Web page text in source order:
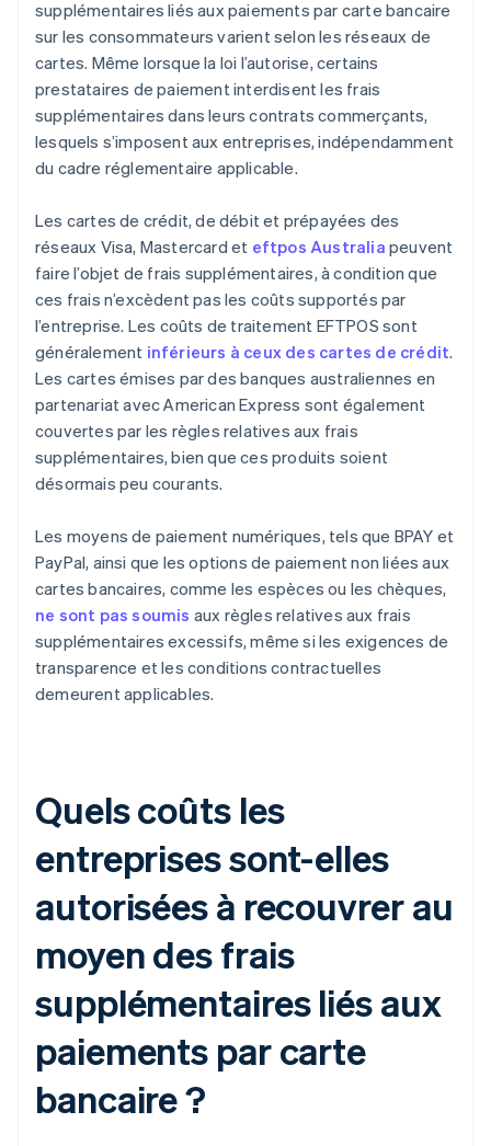
supplémentaires liés aux paiements par carte bancaire
sur les consommateurs varient selon les réseaux de
cartes. Même lorsque la loi l’autorise, certains
prestataires de paiement interdisent les frais
supplémentaires dans leurs contrats commerçants,
lesquels s’imposent aux entreprises, indépendamment
du cadre réglementaire applicable.
Les cartes de crédit, de débit et prépayées des
réseaux Visa, Mastercard et eftpos Australia peuvent
faire l’objet de frais supplémentaires, à condition que
ces frais n’excèdent pas les coûts supportés par
l’entreprise. Les coûts de traitement EFTPOS sont
généralement inférieurs à ceux des cartes de crédit.
Les cartes émises par des banques australiennes en
partenariat avec American Express sont également
couvertes par les règles relatives aux frais
supplémentaires, bien que ces produits soient
désormais peu courants.
Les moyens de paiement numériques, tels que BPAY et
PayPal, ainsi que les options de paiement non liées aux
cartes bancaires, comme les espèces ou les chèques,
ne sont pas soumis aux règles relatives aux frais
supplémentaires excessifs, même si les exigences de
transparence et les conditions contractuelles
demeurent applicables.
Quels coûts les
entreprises sont-elles
autorisées à recouvrer au
moyen des frais
supplémentaires liés aux
paiements par carte
bancaire ?